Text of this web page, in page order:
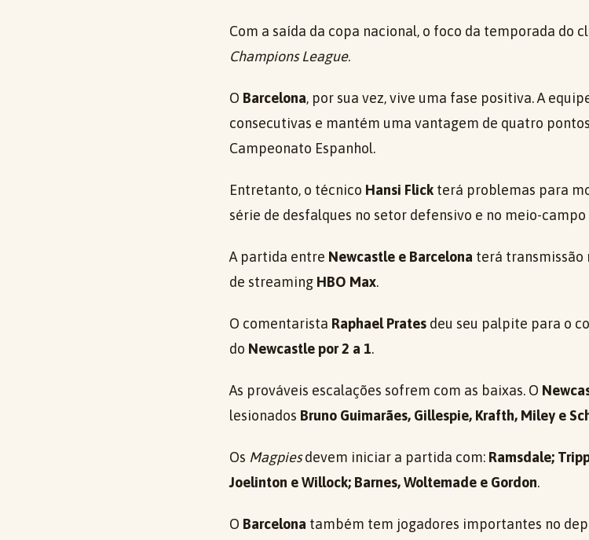
Com a saída da copa nacional, o foco da temporada do
Champions League.
O Barcelona, por sua vez, vive uma fase positiva. A
consecutivas e mantém uma vantagem de quatro
Campeonato Espanhol.
Entretanto, o técnico Hansi Flick terá problemas para
série de desfalques no setor defensivo e no meio-
A partida entre Newcastle e Barcelona terá transmissão
de streaming HBO Max.
O comentarista Raphael Prates deu seu palpite para o
do Newcastle por 2 a 1.
As prováveis escalações sofrem com as baixas. O
lesionados Bruno Guimarães, Gillespie, Krafth, Miley e
Os Magpiesdevem iniciar a partida com: Ramsdale;
Joelinton e Willock; Barnes, Woltemade e Gordon.
O Barcelona também tem jogadores importantes no